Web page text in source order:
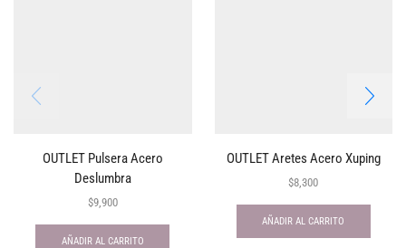
OUTLET Pulsera Acero
Deslumbra
$9,900
AÑADIR AL CARRITO
OUTLET Aretes Acero Xuping
$8,300
AÑADIR AL CARRITO